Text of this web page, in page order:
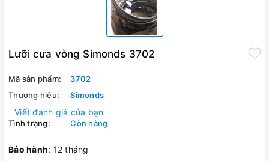
Lưỡi cưa vòng Simonds 3702
Mã sản phẩm:
3702
Thương hiệu:
Simonds
Viết đánh giá của bạn
Tình trạng: Còn hàng
Bảo hành: 12 tháng